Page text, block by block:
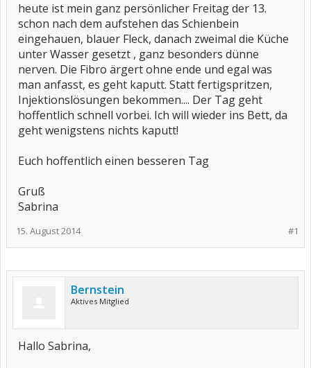
heute ist mein ganz persönlicher Freitag der 13.
schon nach dem aufstehen das Schienbein
eingehauen, blauer Fleck, danach zweimal die Küche
unter Wasser gesetzt , ganz besonders dünne
nerven. Die Fibro ärgert ohne ende und egal was
man anfasst, es geht kaputt. Statt fertigspritzen,
Injektionslösungen bekommen.... Der Tag geht
hoffentlich schnell vorbei. Ich will wieder ins Bett, da
geht wenigstens nichts kaputt!
Euch hoffentlich einen besseren Tag
Gruß
Sabrina
#1
15. August 2014
Bernstein
Aktives Mitglied
Hallo Sabrina,